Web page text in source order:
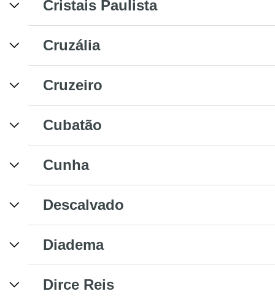
Cristais Paulista
Cruzália
Cruzeiro
Cubatão
Cunha
Descalvado
Diadema
Dirce Reis